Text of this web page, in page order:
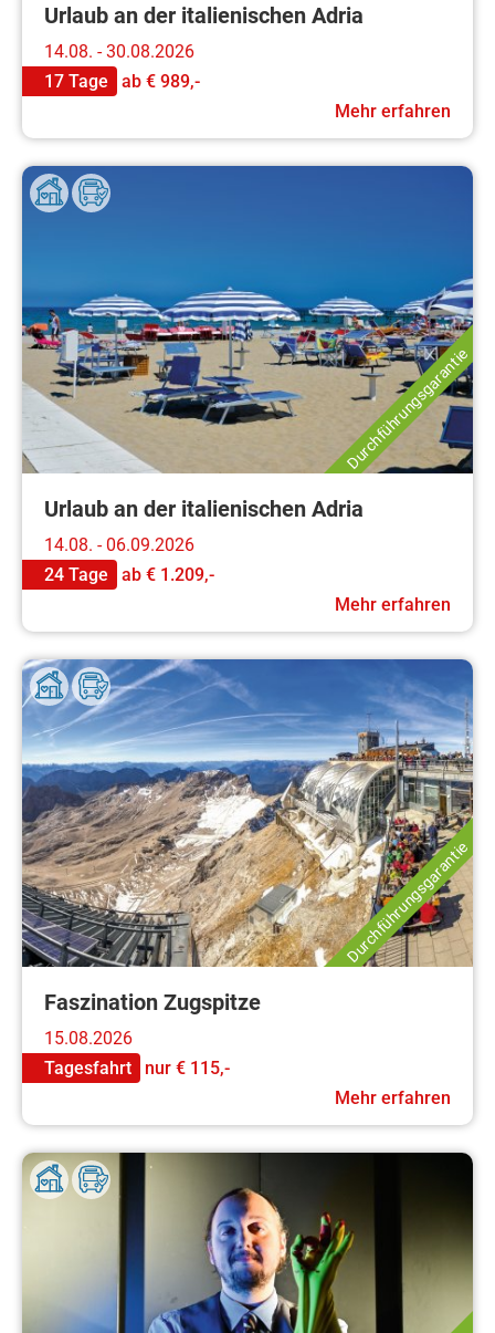
Urlaub an der italienischen Adria
14.08. - 30.08.2026
17 Tage
ab € 989,-
Mehr erfahren
Durchführungsgarantie
Urlaub an der italienischen Adria
14.08. - 06.09.2026
24 Tage
ab € 1.209,-
Mehr erfahren
Durchführungsgarantie
Faszination Zugspitze
15.08.2026
Tagesfahrt
nur € 115,-
Mehr erfahren